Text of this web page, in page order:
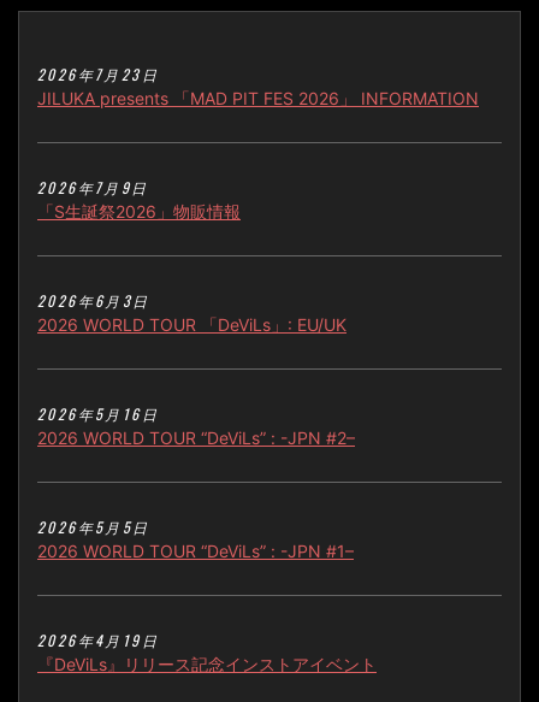
2026年7月23日
JILUKA presents 「MAD PIT FES 2026」 INFORMATION
2026年7月9日
「S生誕祭2026」物販情報
2026年6月3日
2026 WORLD TOUR 「DeViLs」: EU/UK
2026年5月16日
2026 WORLD TOUR “DeViLs” : -JPN #2–
2026年5月5日
2026 WORLD TOUR “DeViLs” : -JPN #1–
2026年4月19日
『DeViLs』リリース記念インストアイベント